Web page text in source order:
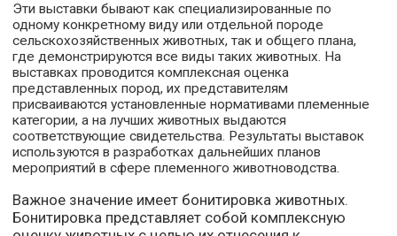
Эти выставки бывают как специализированные по
одному конкретному виду или отдельной породе
сельскохозяйственных животных, так и общего плана,
где демонстрируются все виды таких животных. На
выставках проводится комплексная оценка
представленных пород, их представителям
присваиваются установленные нормативами племенные
категории, а на лучших животных выдаются
соответствующие свидетельства. Результаты выставок
используются в разработках дальнейших планов
мероприятий в сфере племенного животноводства.
Важное значение имеет бонитировка животных.
Бонитировка представляет собой комплексную